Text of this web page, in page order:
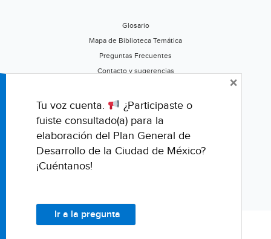
Glosario
Mapa de Biblioteca Temática
Preguntas Frecuentes
Contacto y sugerencias
Califica este portal
Tu voz cuenta.
¿Participaste o
fuiste consultado(a) para la
elaboración del Plan General de
Desarrollo de la Ciudad de México?
¡Cuéntanos!
Ir a la pregunta
×